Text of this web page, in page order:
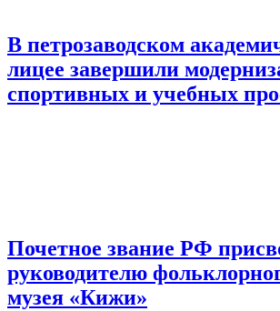
В петрозаводском
лицее завершили
спортивных и учебных
Почетное звание РФ
руководителю
музея «Кижи»